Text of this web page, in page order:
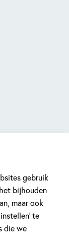
gebruik
bijhouden
maar ook
te
die we